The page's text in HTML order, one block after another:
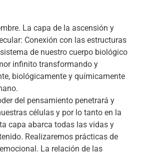
La capa de la ascensión y
Conexión con las estructuras
de nuestro cuerpo biológico
infinito transformando y
biológicamente y químicamente
del pensamiento penetrará y
células y por lo tanto en la
capa abarca todas las vidas y
Realizaremos prácticas de
La relación de las